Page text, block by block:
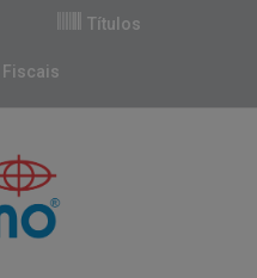
Títulos
Fiscais